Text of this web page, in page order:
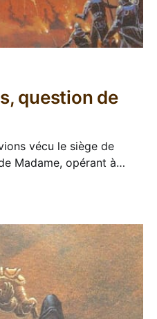
question de
vécu le siège de
Madame, opérant à
premier des